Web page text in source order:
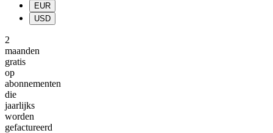
EUR
USD
2
maanden
gratis
op
abonnementen
die
jaarlijks
worden
gefactureerd